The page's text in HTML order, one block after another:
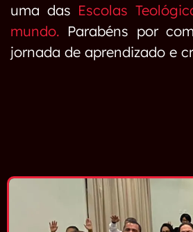
uma das Escolas
mundo. Parabéns por
jornada de aprendizado e